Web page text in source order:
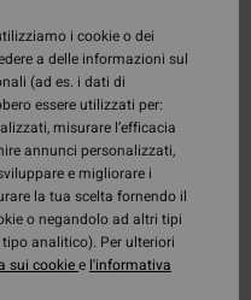
i cookie o dei
a delle informazioni sul
(ad es. i dati di
essere utilizzati per:
misurare l’efficacia
annunci personalizzati,
e migliorare i
la tua scelta fornendo il
o negandolo ad altri tipi
analitico). Per ulteriori
sui cookiee l'informativa